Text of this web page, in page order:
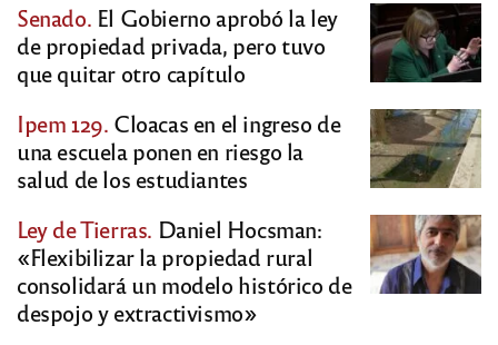
Senado. El Gobierno aprobó la ley
de propiedad privada, pero tuvo
que quitar otro capítulo
Ipem 129. Cloacas en el ingreso de
una escuela ponen en riesgo la
salud de los estudiantes
Ley de Tierras. Daniel Hocsman:
«Flexibilizar la propiedad rural
consolidará un modelo histórico de
despojo y extractivismo»